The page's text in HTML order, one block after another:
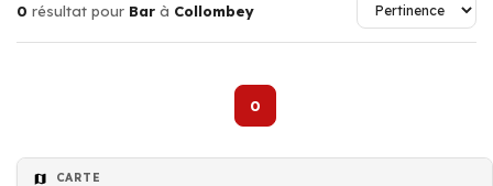
0 résultat pour Bar à Collombey
0
CARTE